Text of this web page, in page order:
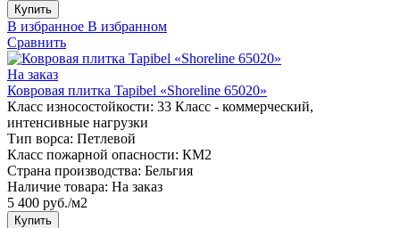
Купить
В избранное В избранном
Сравнить
На заказ
Ковровая плитка Tapibel «Shoreline 65020»
Класс износостойкости: 33 Класс - коммерческий,
интенсивные нагрузки
Тип ворса: Петлевой
Класс пожарной опасности: КМ2
Страна производства: Бельгия
Наличие товара: На заказ
5 400 руб./м2
Купить